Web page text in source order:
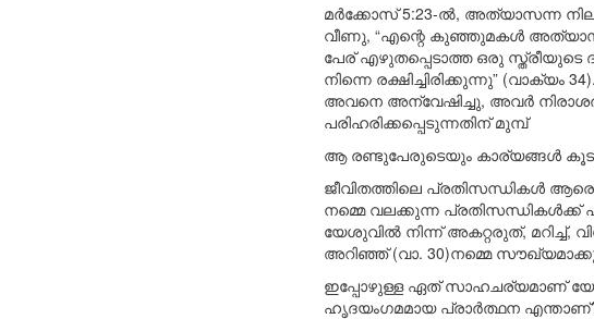
മർക്കോസ് 5:23-ൽ, അത്യാസന്ന
വീണു, “എന്റെ കുഞ്ഞുമകൾ
പേര് എഴുതപ്പെടാത്ത ഒരു സ്ത്രീയുടെ
നിന്നെ രക്ഷിച്ചിരിക്കുന്നു”
അവനെ അന്വേഷിച്ചു, അവർ
പരിഹരിക്കപ്പെടുന്നതിന് മുമ്പ്
ആ രണ്ടുപേരുടെയും കാര്യങ്ങൾ
ജീവിതത്തിലെ പ്രതിസന്ധികൾ
നമ്മെ വലക്കുന്ന പ്രതിസന്ധികൾക്ക്
യേശുവിൽ നിന്ന് അകറ്റരുത്, മറിച്ച്,
അറിഞ്ഞ് (വാ. 30)നമ്മെ
ഇപ്പോഴുള്ള ഏത് സാഹചര്യമാണ്
ഹൃദയംഗമമായ പ്രാർത്ഥന